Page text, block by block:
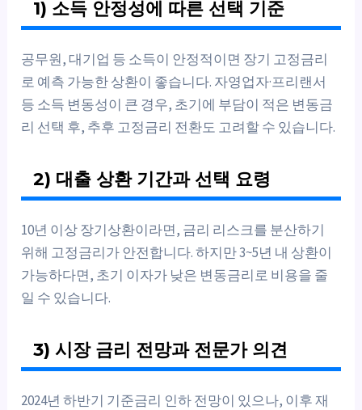
1) 소득 안정성에 따른 선택 기준
공무원, 대기업 등 소득이 안정적이면 장기 고정금리
로 예측 가능한 상환이 좋습니다. 자영업자·프리랜서
등 소득 변동성이 큰 경우, 초기에 부담이 적은 변동금
리 선택 후, 추후 고정금리 전환도 고려할 수 있습니다.
2) 대출 상환 기간과 선택 요령
10년 이상 장기상환이라면, 금리 리스크를 분산하기
위해 고정금리가 안전합니다. 하지만 3~5년 내 상환이
가능하다면, 초기 이자가 낮은 변동금리로 비용을 줄
일 수 있습니다.
3) 시장 금리 전망과 전문가 의견
2024년 하반기 기준금리 인하 전망이 있으나, 이후 재